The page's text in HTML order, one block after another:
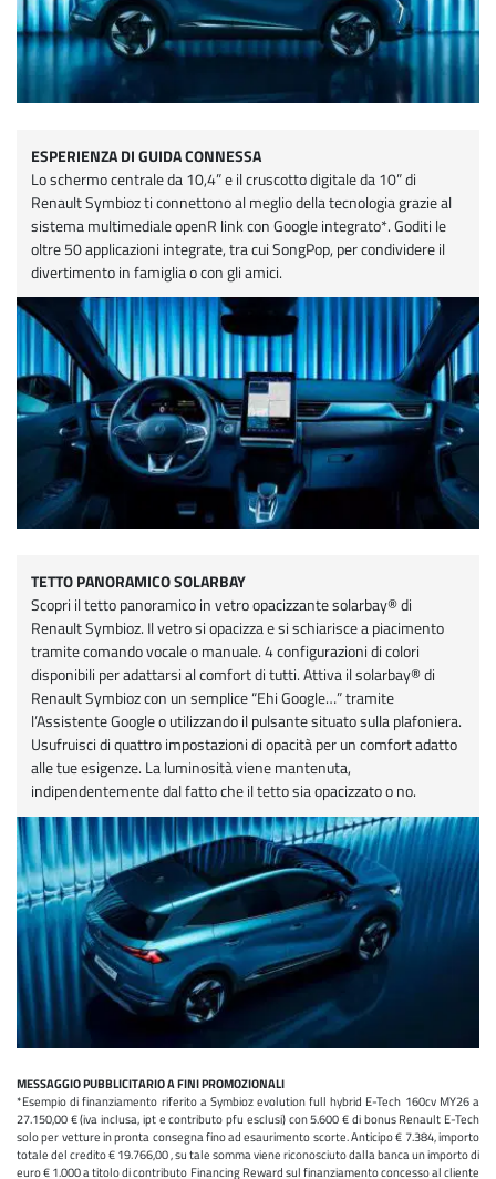
ESPERIENZA DI GUIDA CONNESSA
Lo schermo centrale da 10,4” e il cruscotto digitale da 10” di
Renault Symbioz ti connettono al meglio della tecnologia grazie al
sistema multimediale openR link con Google integrato*. Goditi le
oltre 50 applicazioni integrate, tra cui SongPop, per condividere il
divertimento in famiglia o con gli amici.
TETTO PANORAMICO SOLARBAY
Scopri il tetto panoramico in vetro opacizzante solarbay® di
Renault Symbioz. Il vetro si opacizza e si schiarisce a piacimento
tramite comando vocale o manuale. 4 configurazioni di colori
disponibili per adattarsi al comfort di tutti. Attiva il solarbay® di
Renault Symbioz con un semplice “Ehi Google…” tramite
l’Assistente Google o utilizzando il pulsante situato sulla plafoniera.
Usufruisci di quattro impostazioni di opacità per un comfort adatto
alle tue esigenze. La luminosità viene mantenuta,
indipendentemente dal fatto che il tetto sia opacizzato o no.
MESSAGGIO PUBBLICITARIO A FINI PROMOZIONALI
*Esempio di finanziamento riferito a Symbioz evolution full hybrid E-Tech 160cv MY26 a
27.150,00 € (iva inclusa, ipt e contributo pfu esclusi) con 5.600 € di bonus Renault E-Tech
solo per vetture in pronta consegna fino ad esaurimento scorte. Anticipo € 7.384, importo
totale del credito € 19.766,00 , su tale somma viene riconosciuto dalla banca un importo di
euro € 1.000 a titolo di contributo Financing Reward sul finanziamento concesso al cliente